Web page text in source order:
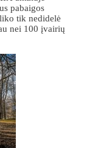
pabaigos
tik nedidelė
nei 100 įvairių